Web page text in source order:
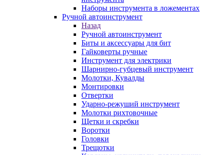
Наборы инструмента в ложементах
Ручной автоинструмент
Назад
Ручной автоинструмент
Биты и аксессуары для бит
Гайковерты ручные
Инструмент для электрики
Шарнирно-губцевый инструмент
Молотки, Кувалды
Монтировки
Отвертки
Ударно-режуший инструмент
Молотки рихтовочные
Щетки и скребки
Воротки
Головки
Трещотки